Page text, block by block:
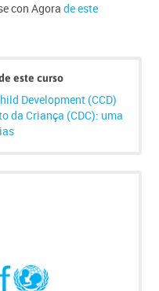
con Agorade este
este curso
Development (CCD)
da Criança (CDC): uma